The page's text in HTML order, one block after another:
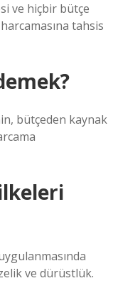
ve hiçbir bütçe
tahsis
bütçeden kaynak
ve dürüstlük.